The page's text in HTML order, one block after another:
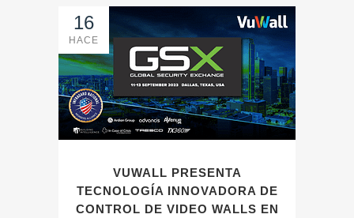
16
HACE
VUWALL PRESENTA
TECNOLOGÍA INNOVADORA DE
CONTROL DE VIDEO WALLS EN